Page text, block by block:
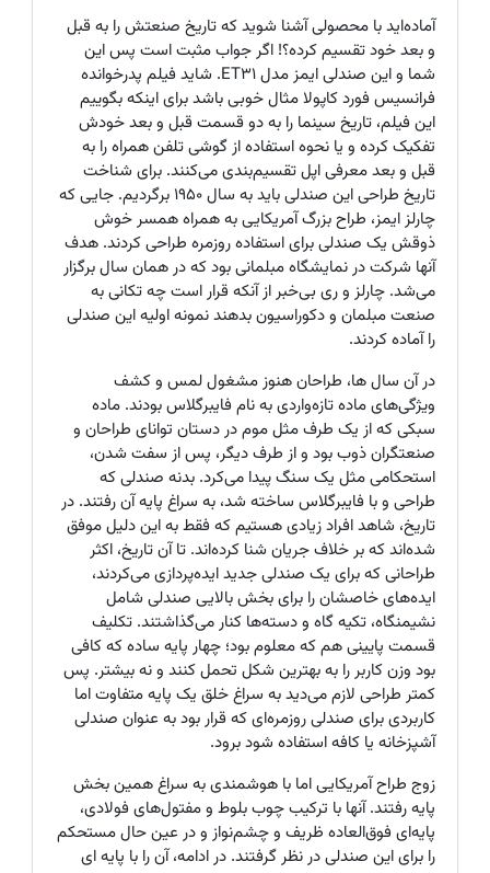
آماده‌اید با محصولی آشنا شوید که تاریخ صنعتش را به قبل
و بعد خود تقسیم کرده؟! اگر جواب مثبت است پس این
شما و این صندلی ایمز مدل ET31. شاید فیلم پدرخوانده
فرانسیس فورد کاپولا مثال خوبی باشد برای اینکه بگوییم
این فیلم، تاریخ سینما را به دو قسمت قبل و بعد خودش
تفکیک کرده و یا نحوه استفاده از گوشی تلفن همراه را به
قبل و بعد معرفی اپل تقسیم‌بندی می‌کنند. برای شناخت
تاریخ طراحی این صندلی باید به سال 1950 برگردیم. جایی که
چارلز ایمز، طراح بزرگ آمریکایی به همراه همسر خوش
ذوقش یک صندلی برای استفاده روزمره طراحی کردند. هدف
آنها شرکت در نمایشگاه مبلمانی بود که در همان سال برگزار
می‌شد. چارلز و ری بی‌خبر از آنکه قرار است چه تکانی به
صنعت مبلمان و دکوراسیون بدهند نمونه اولیه این صندلی
را آماده کردند.
در آن سال ها، طراحان هنوز مشغول لمس و کشف
ویژگی‌های ماده تازه‌واردی به نام فایبرگلاس بودند. ماده
سبکی که از یک طرف مثل موم در دستان توانای طراحان و
صنعتگران ذوب بود و از طرف دیگر، پس از سفت شدن،
استحکامی مثل یک سنگ پیدا می‌کرد. بدنه صندلی که
طراحی و با فایبرگلاس ساخته شد، به سراغ پایه آن رفتند. در
تاریخ، شاهد افراد زیادی هستیم که فقط به این دلیل موفق
شده‌اند که بر خلاف جریان شنا کرده‌اند. تا آن تاریخ، اکثر
طراحانی که برای یک صندلی جدید ایده‌پردازی می‌کردند،
ایده‌های خاصشان را برای بخش بالایی صندلی شامل
نشیمنگاه، تکیه گاه و دسته‌ها کنار می‌گذاشتند. تکلیف
قسمت پایینی هم که معلوم بود؛ چهار پایه ساده که کافی
بود وزن کاربر را به بهترین شکل تحمل کنند و نه بیشتر. پس
کمتر طراحی لازم می‌دید به سراغ خلق یک پایه متفاوت اما
کاربردی برای صندلی روزمره‌ای که قرار بود به عنوان صندلی
آشپزخانه یا کافه استفاده شود برود.
زوج طراح آمریکایی اما با هوشمندی به سراغ همین بخش
پایه رفتند. آنها با ترکیب چوب بلوط و مفتول‌های فولادی،
پایه‌ای فوق‌العاده ظریف و چشم‌نواز و در عین حال مستحکم
را برای این صندلی در نظر گرفتند. در ادامه، آن را با پایه ای